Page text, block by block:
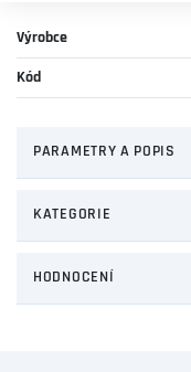
Výrobce
Kód
PARAMETRY A POPIS
KATEGORIE
HODNOCENÍ